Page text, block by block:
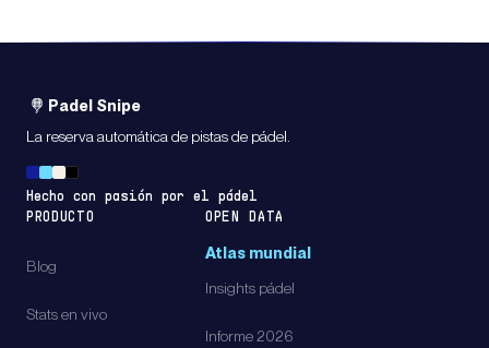
Padel Snipe
La reserva automática de pistas de pádel.
Hecho con pasión por el pádel
PRODUCTO
Blog
Stats en vivo
OPEN DATA
Atlas mundial
Insights pádel
Informe 2026